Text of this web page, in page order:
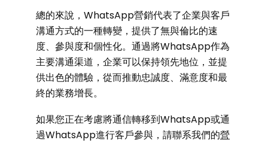
總的來說，WhatsApp營銷代表了企業與客戶
溝通方式的一種轉變，提供了無與倫比的速
度、參與度和個性化。通過將WhatsApp作為
主要溝通渠道，企業可以保持領先地位，並提
供出色的體驗，從而推動忠誠度、滿意度和最
終的業務增長。
如果您正在考慮將通信轉移到WhatsApp或通
過WhatsApp進行客戶參與，請聯系我們的營